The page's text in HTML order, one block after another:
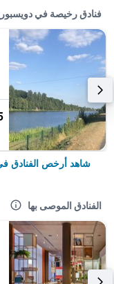
فنادق رخيصة في
شاهد أرخص الفنادق
الفنادق الموصى بها